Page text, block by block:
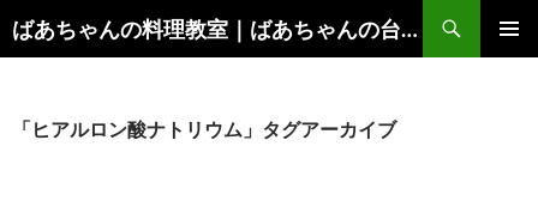
ン
ばあちゃんの料理教室｜ばあちゃんの台所から学ぶ、食と健康の知恵
索
「ヒアルロン酸ナトリウム」タグアーカイブ